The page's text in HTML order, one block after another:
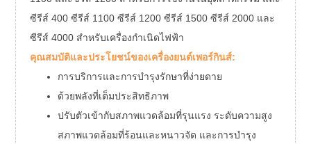
ซีรีส์ 400 ซีรีส์ 1100 ซีรีส์ 1200 ซีรีส์ 1500 ซีรีส์ 2000 และ
ซีรีส์ 4000 สำหรับเครื่องกำเนิดไฟฟ้า
คุณสมบัติและประโยชน์ของเครื่องยนต์เพอร์กินส์:
การบริการและการบำรุงรักษาที่ง่ายดาย
ด้วยพลังที่เต็มประสิทธิภาพ
ปรับตัวเข้ากับสภาพแวดล้อมที่รุนแรง ระดับความสูง
สภาพแวดล้อมที่ร้อนและหนาวจัด และการบำรุง